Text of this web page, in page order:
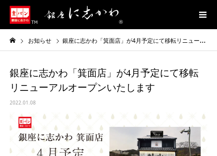
お知らせ 銀座に志かわ「箕面店」が4月予定にて移転リニューアルオープンいたします
銀座に志かわ「箕面店」が4月予定にて移転
リニューアルオープンいたします
2022.01.08